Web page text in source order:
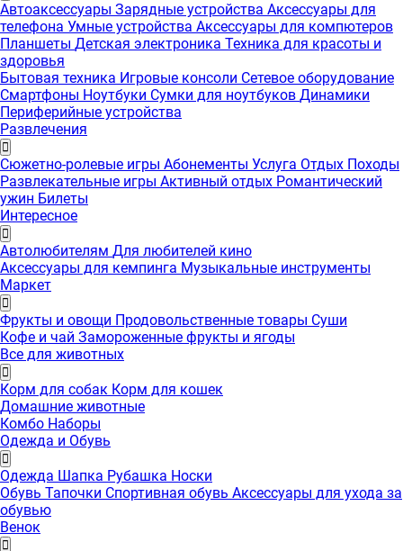
Автоаксессуары Зарядные устройства Аксессуары для
телефона Умные устройства Аксессуары для компютеров
Планшеты Детская электроника Техника для красоты и
здоровья
Бытовая техника Игровые консоли Сетевое оборудование
Смартфоны Ноутбуки Сумки для ноутбуков Динамики
Периферийные устройства
Развлечения
Сюжетно-ролевые игры Абонементы Услуга Отдых Походы
Развлекательные игры Активный отдых Романтический
ужин Билеты
Интересноe
Автолюбителям Для любителей кино
Аксессуары для кемпинга Музыкальные инструменты
Маркет
Фрукты и овощи Продовольственные товары Суши
Кофе и чай Замороженные фрукты и ягоды
Все для животных
Корм для собак Корм для кошек
Домашние животные
Комбо Наборы
Одежда и Обувь
Одежда Шапка Рубашка Носки
Обувь Тапочки Спортивная обувь Аксессуары для ухода за
обувью
Венок